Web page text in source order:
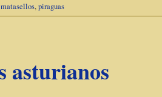
matasellos,piraguas
asturianos